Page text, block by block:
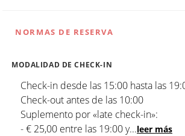
NORMAS DE RESERVA
MODALIDAD DE CHECK-IN
Check-in desde las 15:00 hasta las
Check-out antes de las 10:00
Suplemento por «late check-in»:
- € 25,00 entre las 19:00 y...leer más